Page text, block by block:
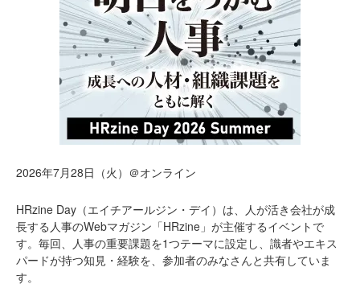
2026年7月28日（火）＠オンライン
HRzine Day（エイチアールジン・デイ）は、人が活き会社が成
長する人事のWebマガジン「HRzine」が主催するイベントで
す。毎回、人事の重要課題を1つテーマに設定し、識者やエキス
パードが持つ知見・経験を、参加者のみなさんと共有していま
す。